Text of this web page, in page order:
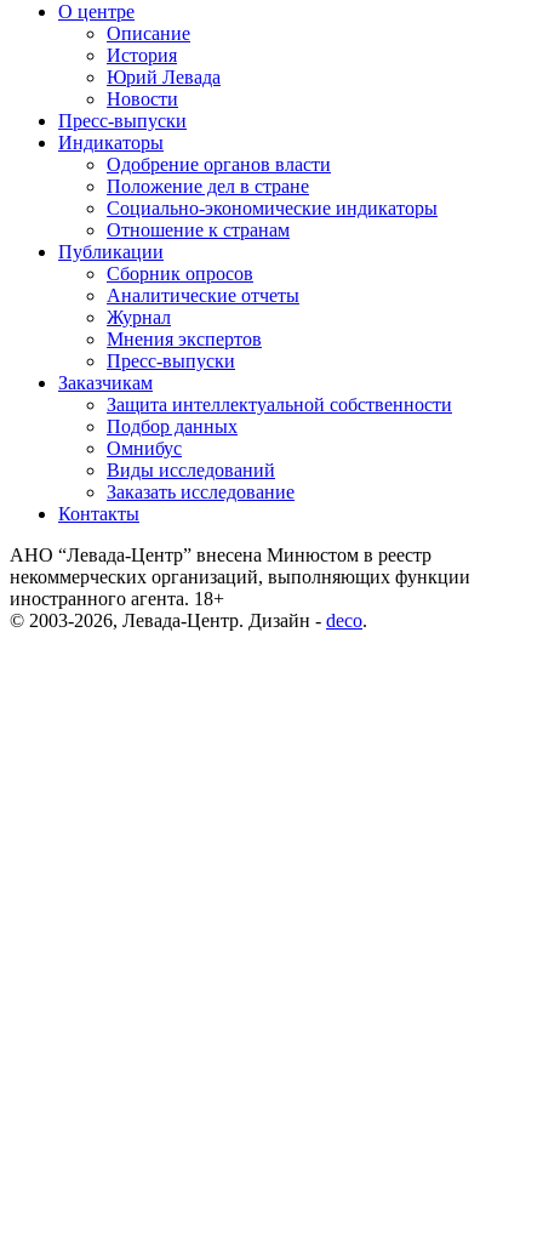
О центре
Описание
История
Юрий Левада
Новости
Пресс-выпуски
Индикаторы
Одобрение органов власти
Положение дел в стране
Социально-экономические индикаторы
Отношение к странам
Публикации
Сборник опросов
Аналитические отчеты
Журнал
Мнения экспертов
Пресс-выпуски
Заказчикам
Защита интеллектуальной собственности
Подбор данных
Омнибус
Виды исследований
Заказать исследование
Контакты
АНО “Левада-Центр” внесена Минюстом в реестр
некоммерческих организаций, выполняющих функции
иностранного агента. 18+
© 2003-2026, Левада-Центр. Дизайн - deco.